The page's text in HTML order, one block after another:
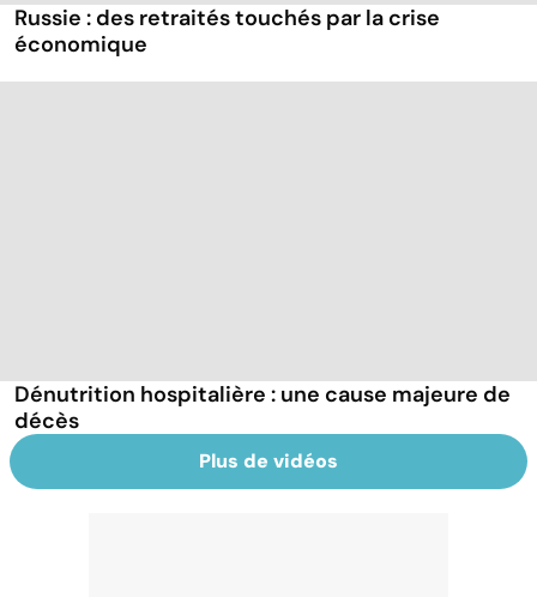
Russie : des retraités touchés par la crise
économique
Dénutrition hospitalière : une cause majeure de
décès
Plus de vidéos